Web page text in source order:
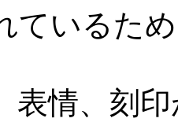
ているた
表情、刻